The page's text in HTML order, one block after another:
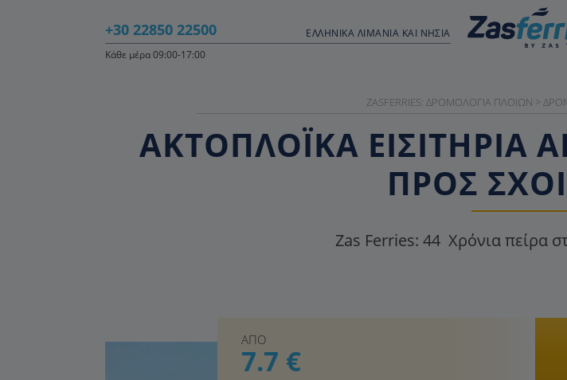
+30 22850 22500 ΕΛΛΗΝΙΚΆ ΛΙΜΆΝΙΑ ΚΑΙ ΝΗΣΙΆ
Κάθε μέρα 09:00-17:00
ZASFERRIES: ΔΡΟΜΟΛΌΓΙΑ ΠΛΟΊΩΝ >
ΑΚΤΟΠΛΟΪΚΑ ΕΙΣΙΤΉΡΙΑ
ΠΡΟΣ
Zas Ferries: 44Χρόνια πείρα
ΑΠΟ
7.7 €